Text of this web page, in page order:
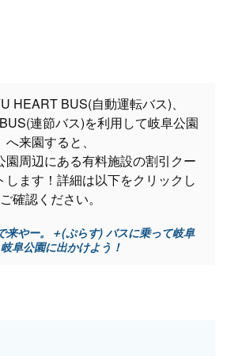
HEART BUS(自動運転バス)、
連節バス)を利用して岐阜公園
へ来園すると、
園周辺にある有料施設の割引クー
します！詳細は以下をクリックし
ご確認ください。
来やー。＋(ぷらす) バスに乗って岐阜
阜公園に出かけよう！